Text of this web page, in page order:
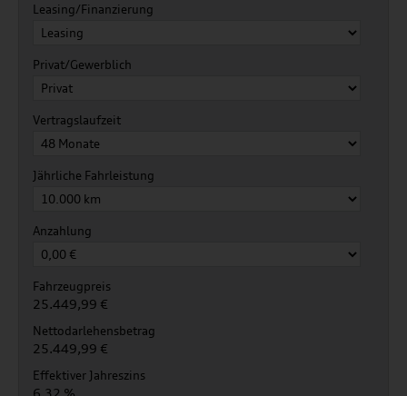
Leasing/Finanzierung
Privat/Gewerblich
Vertragslaufzeit
Jährliche Fahrleistung
Anzahlung
Fahrzeugpreis
25.449,99 €
Nettodarlehensbetrag
25.449,99 €
Effektiver Jahreszins
6,32 %